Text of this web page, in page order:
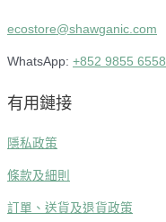
ecostore@shawganic.com
WhatsApp: +852 9855 6558
有用鏈接
隱私政策
條款及細則
訂單、送貨及退貨政策